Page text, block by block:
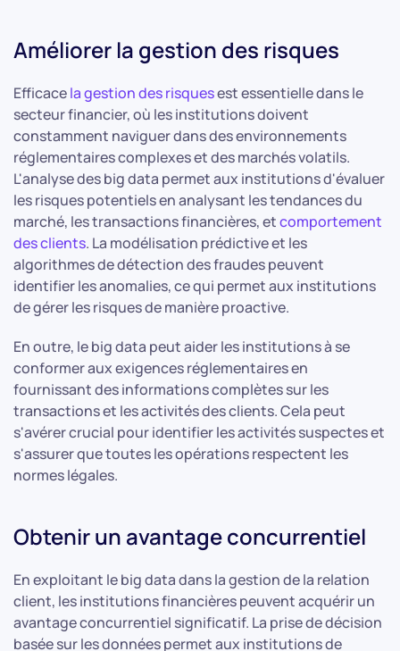
Améliorer la gestion des risques
Efficacela gestion des risquesest essentielle dans le
secteur financier, où les institutions doivent
constamment naviguer dans des environnements
réglementaires complexes et des marchés volatils.
L'analyse des big data permet aux institutions d'évaluer
les risques potentiels en analysant les tendances du
marché, les transactions financières, etcomportement
des clients. La modélisation prédictive et les
algorithmes de détection des fraudes peuvent
identifier les anomalies, ce qui permet aux institutions
de gérer les risques de manière proactive.
En outre, le big data peut aider les institutions à se
conformer aux exigences réglementaires en
fournissant des informations complètes sur les
transactions et les activités des clients. Cela peut
s'avérer crucial pour identifier les activités suspectes et
s'assurer que toutes les opérations respectent les
normes légales.
Obtenir un avantage concurrentiel
En exploitant le big data dans la gestion de la relation
client, les institutions financières peuvent acquérir un
avantage concurrentiel significatif. La prise de décision
basée sur les données permet aux institutions de